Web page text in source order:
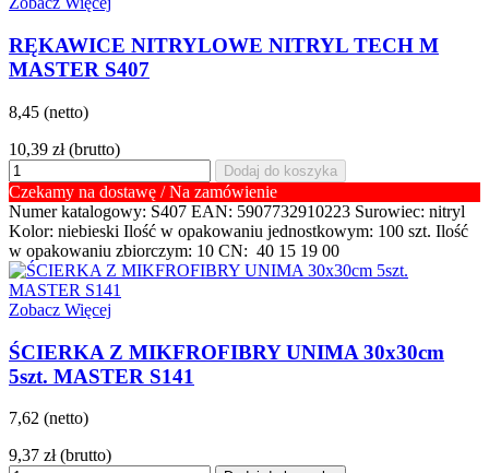
RĘKAWICE NITRYLOWE NITRYL TECH M
MASTER S407
8,45 (netto)
10,39 zł (brutto)
Dodaj do koszyka
Czekamy na dostawę / Na zamówienie
Numer katalogowy: S407 EAN: 5907732910223 Surowiec: nitryl
Kolor: niebieski Ilość w opakowaniu jednostkowym: 100 szt. Ilość
w opakowaniu zbiorczym: 10 CN: 40 15 19 00
Zobacz Więcej
ŚCIERKA Z MIKFROFIBRY UNIMA 30x30cm
5szt. MASTER S141
7,62 (netto)
9,37 zł (brutto)